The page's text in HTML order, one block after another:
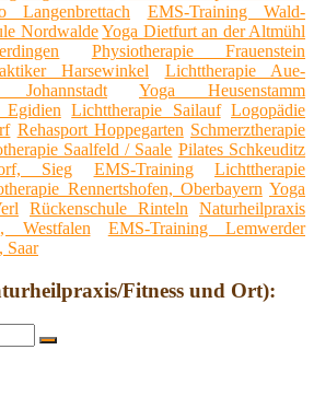
Langenbrettach
EMS-Training Wald-
Nordwalde Yoga Dietfurt an der Altmühl
Physiotherapie Frauenstein
Harsewinkel
Lichttherapie Aue-
Johannstadt
Yoga Heusenstamm
Egidien
Lichttherapie Sailauf Logopädie
Rehasport Hoppegarten Schmerztherapie
Saalfeld / Saale Pilates Schkeuditz
Sieg
EMS-Training
Lichttherapie
Rennertshofen, Oberbayern Yoga
Rückenschule Rinteln
Naturheilpraxis
Westfalen
EMS-Training Lemwerder
Saar
Fitness und Ort):
Suchen